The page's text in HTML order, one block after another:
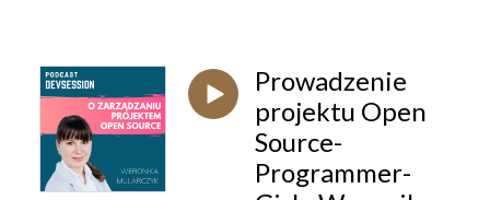
Prowadzenie
projektu Open
Source-
Programmer-